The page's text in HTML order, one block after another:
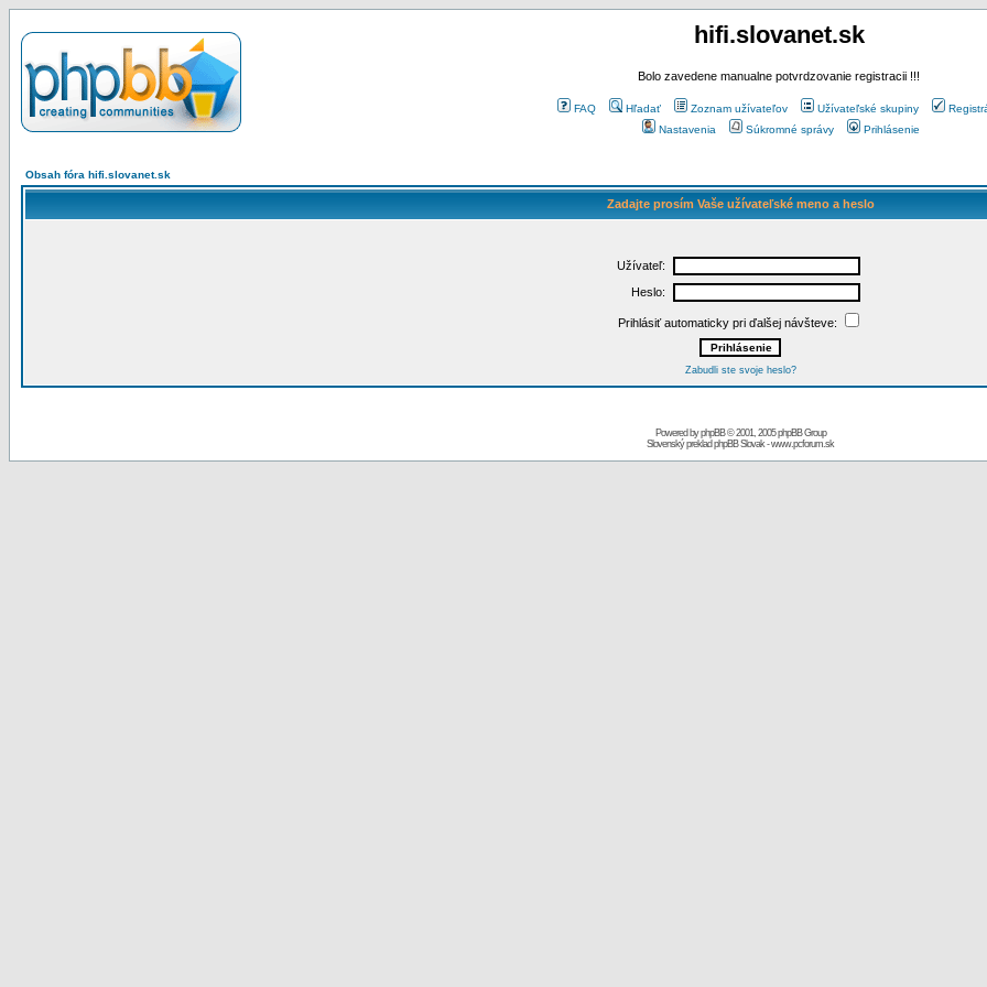
hifi.slovanet.sk
Bolo zavedene manualne potvrdzovanie registracii !!!
FAQ Hľadať Zoznam užívateľov Užívateľské skupiny
Nastavenia
Súkromné správy Prihlásenie
Obsah fóra hifi.slovanet.sk
Zadajte prosím Vaše užívateľské meno a heslo
Užívateľ:
Heslo:
Prihlásiť automaticky pri ďalšej návšteve:
Zabudli ste svoje heslo?
Powered byphpBB© 2001, 2005 phpBB Group
Slovenský preklad phpBB Slovak-www.pcforum.sk